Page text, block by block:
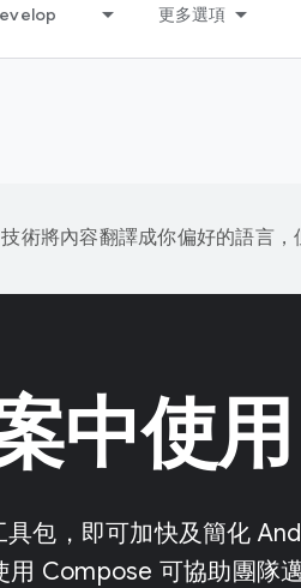
更多選項
術將內容翻譯成你偏好的語言，
中使
包，即可加快及簡化
用 Compose 可協助團隊邁